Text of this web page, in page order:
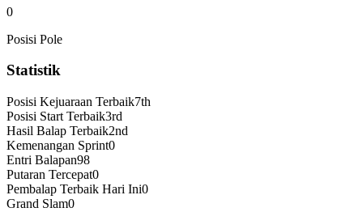
0
Posisi Pole
Statistik
Posisi Kejuaraan Terbaik7th
Posisi Start Terbaik3rd
Hasil Balap Terbaik2nd
Kemenangan Sprint0
Entri Balapan98
Putaran Tercepat0
Pembalap Terbaik Hari Ini0
Grand Slam0